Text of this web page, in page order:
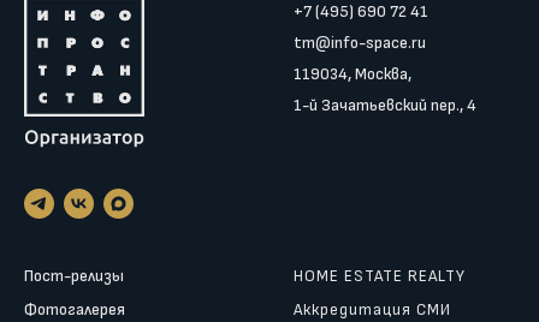
+7 (495) 690 72 41
tm@info-space.ru
119034, Москва,
1-й Зачатьевский пер., 4
Пост-релизы
Фотогалерея
HOME ESTATE REALTY
Аккредитация СМИ